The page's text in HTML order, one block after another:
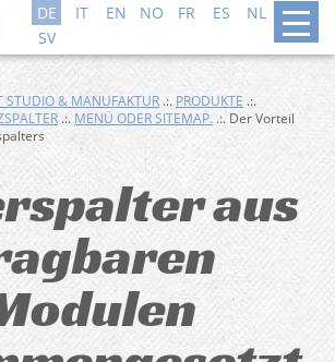
DE IT EN NO FR ES NL
DA
SV
STUDIO & MANUFAKTUR .:. PRODUKTE .:.
.:. MENÜ ODER SITEMAP. .:. Der Vorteil
aus